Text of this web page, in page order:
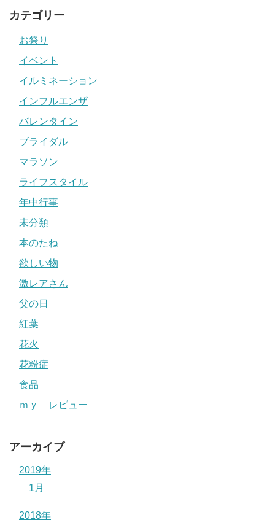
カテゴリー
お祭り
イベント
イルミネーション
インフルエンザ
バレンタイン
ブライダル
マラソン
ライフスタイル
年中行事
未分類
本のたね
欲しい物
激レアさん
父の日
紅葉
花火
花粉症
食品
ｍｙ レビュー
アーカイブ
2019年
1月
2018年